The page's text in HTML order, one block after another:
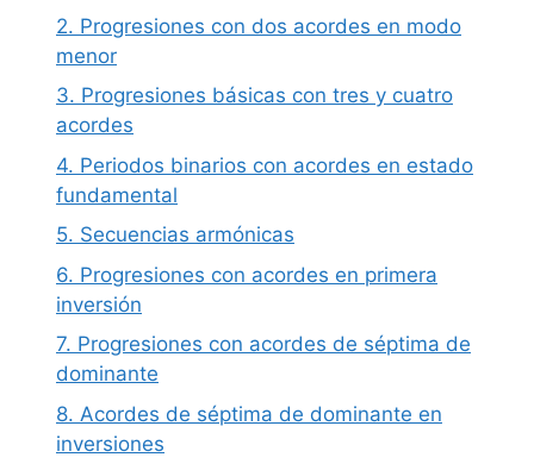
2. Progresiones con dos acordes en modo
menor
3. Progresiones básicas con tres y cuatro
acordes
4. Periodos binarios con acordes en estado
fundamental
5. Secuencias armónicas
6. Progresiones con acordes en primera
inversión
7. Progresiones con acordes de séptima de
dominante
8. Acordes de séptima de dominante en
inversiones